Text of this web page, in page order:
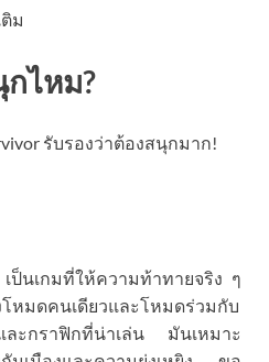
ม
ไหม?
รับรองว่าต้องสนุกมาก!
เป็นเกมที่ให้ความท้าทายจริง ๆ
หมดคนเดียวและโหมดร่วมกับ
ละกราฟิกที่น่าเล่น มันเหมาะ